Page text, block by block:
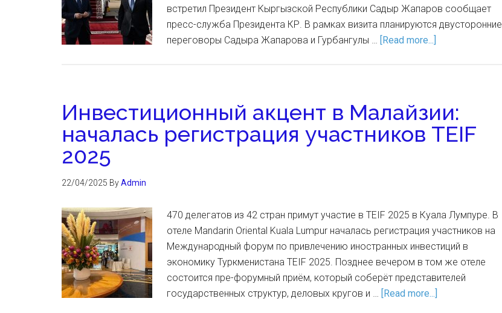
встретил Президент Кыргызской Республики Садыр Жапаров сообщает
пресс-служба Президента КР. В рамках визита планируются двусторонние
переговоры Садыра Жапарова и Гурбангулы … [Read more...]
Инвестиционный акцент в Малайзии:
началась регистрация участников TEIF
2025
22/04/2025 ByAdmin
470 делегатов из 42 стран примут участие в TEIF 2025 в Куала Лумпуре. В
отеле Mandarin Oriental Kuala Lumpur началась регистрация участников на
Международный форум по привлечению иностранных инвестиций в
экономику Туркменистана TEIF 2025. Позднее вечером в том же отеле
состоится пре-форумный приём, который соберёт представителей
государственных структур, деловых кругов и … [Read more...]